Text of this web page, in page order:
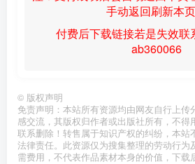
手动返回刷新本页
付费后下载链接若是失效联
ab360066
© 版权声明
免责声明：本站所有资源均由网友自行上传
感交流，其版权归作者或出版社所有，不得
联系删除！转售属于知识产权的纠纷，本站
法律责任。此资源仅为搜集整理的劳动行为
需费用，不代表作品素材本身的价值，下载